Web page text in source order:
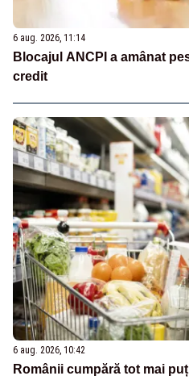
6 aug. 2026, 11:14
Blocajul ANCPI a amânat
credit
6 aug. 2026, 10:42
Românii cumpără tot mai